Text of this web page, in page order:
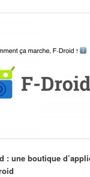
: une boutique